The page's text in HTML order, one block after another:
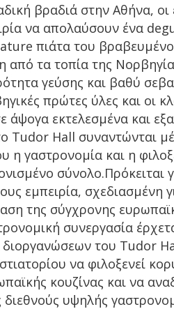
βραδιά στην Αθήνα,
να απολαύσουν ένα
πιάτα του
από τα τοπία της
γεύσης και βαθύ
πρώτες ύλες και οι
άψογα εκτελεσμένα και
Tudor Hall συναντώνται
η γαστρονομία και η
σύνολο.Πρόκειται
εμπειρία, σχεδιασμένη
της σύγχρονης
συνεργασία
του Tudor
να φιλοξενεί
κουζίνας και να
υψηλής